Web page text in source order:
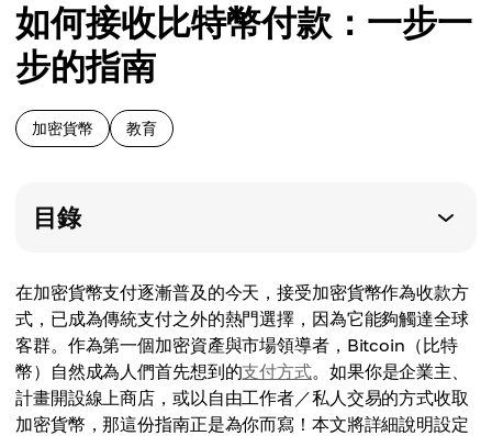
如何接收比特幣付款：一步一
步的指南
加密貨幣 教育
目錄
在加密貨幣支付逐漸普及的今天，接受加密貨幣作為收款方
式，已成為傳統支付之外的熱門選擇，因為它能夠觸達全球
客群。作為第一個加密資產與市場領導者，Bitcoin（比特
幣）自然成為人們首先想到的支付方式。如果你是企業主、
計畫開設線上商店，或以自由工作者／私人交易的方式收取
加密貨幣，那這份指南正是為你而寫！本文將詳細說明設定